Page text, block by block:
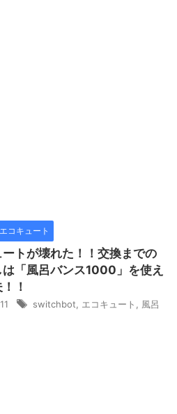
エコキュート
ートが壊れた！！交換までの
「風呂バンス1000」を使え
！
switchbot エコキュート
風呂